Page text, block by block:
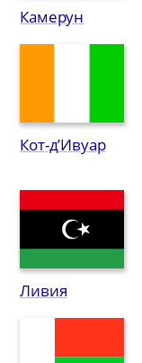
Камерун
Кот-д’Ивуар
Ливия